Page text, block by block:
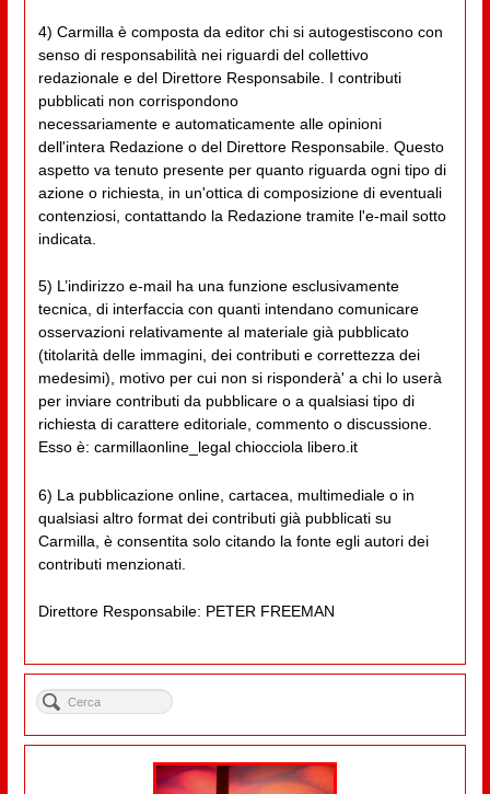
4) Carmilla è composta da editor chi si autogestiscono con
senso di responsabilità nei riguardi del collettivo
redazionale e del Direttore Responsabile. I contributi
pubblicati non corrispondono
necessariamente e automaticamente alle opinioni
dell'intera Redazione o del Direttore Responsabile. Questo
aspetto va tenuto presente per quanto riguarda ogni tipo di
azione o richiesta, in un'ottica di composizione di eventuali
contenziosi, contattando la Redazione tramite l'e-mail sotto
indicata.
5) L’indirizzo e-mail ha una funzione esclusivamente
tecnica, di interfaccia con quanti intendano comunicare
osservazioni relativamente al materiale già pubblicato
(titolarità delle immagini, dei contributi e correttezza dei
medesimi), motivo per cui non si risponderà' a chi lo userà
per inviare contributi da pubblicare o a qualsiasi tipo di
richiesta di carattere editoriale, commento o discussione.
Esso è: carmillaonline_legal chiocciola libero.it
6) La pubblicazione online, cartacea, multimediale o in
qualsiasi altro format dei contributi già pubblicati su
Carmilla, è consentita solo citando la fonte egli autori dei
contributi menzionati.
Direttore Responsabile: PETER FREEMAN